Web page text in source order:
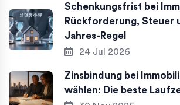
Schenkungsfrist bei
Rückforderung, Steuer
Jahres-Regel
24 Jul 2026
Zinsbindung bei
wählen: Die beste